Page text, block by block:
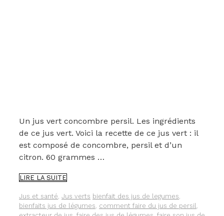
Un jus vert concombre persil. Les ingrédients
de ce jus vert. Voici la recette de ce jus vert : il
est composé de concombre, persil et d’un
citron. 60 grammes …
LIRE LA SUITEUN
VERT
CONCOMBRE-
PERSIL
Catégories
Jus et santé, Jus verts Étiquettes
bienfait des jus de legumes,
bienfaits jus de légumes, comment faire du jus de persil,